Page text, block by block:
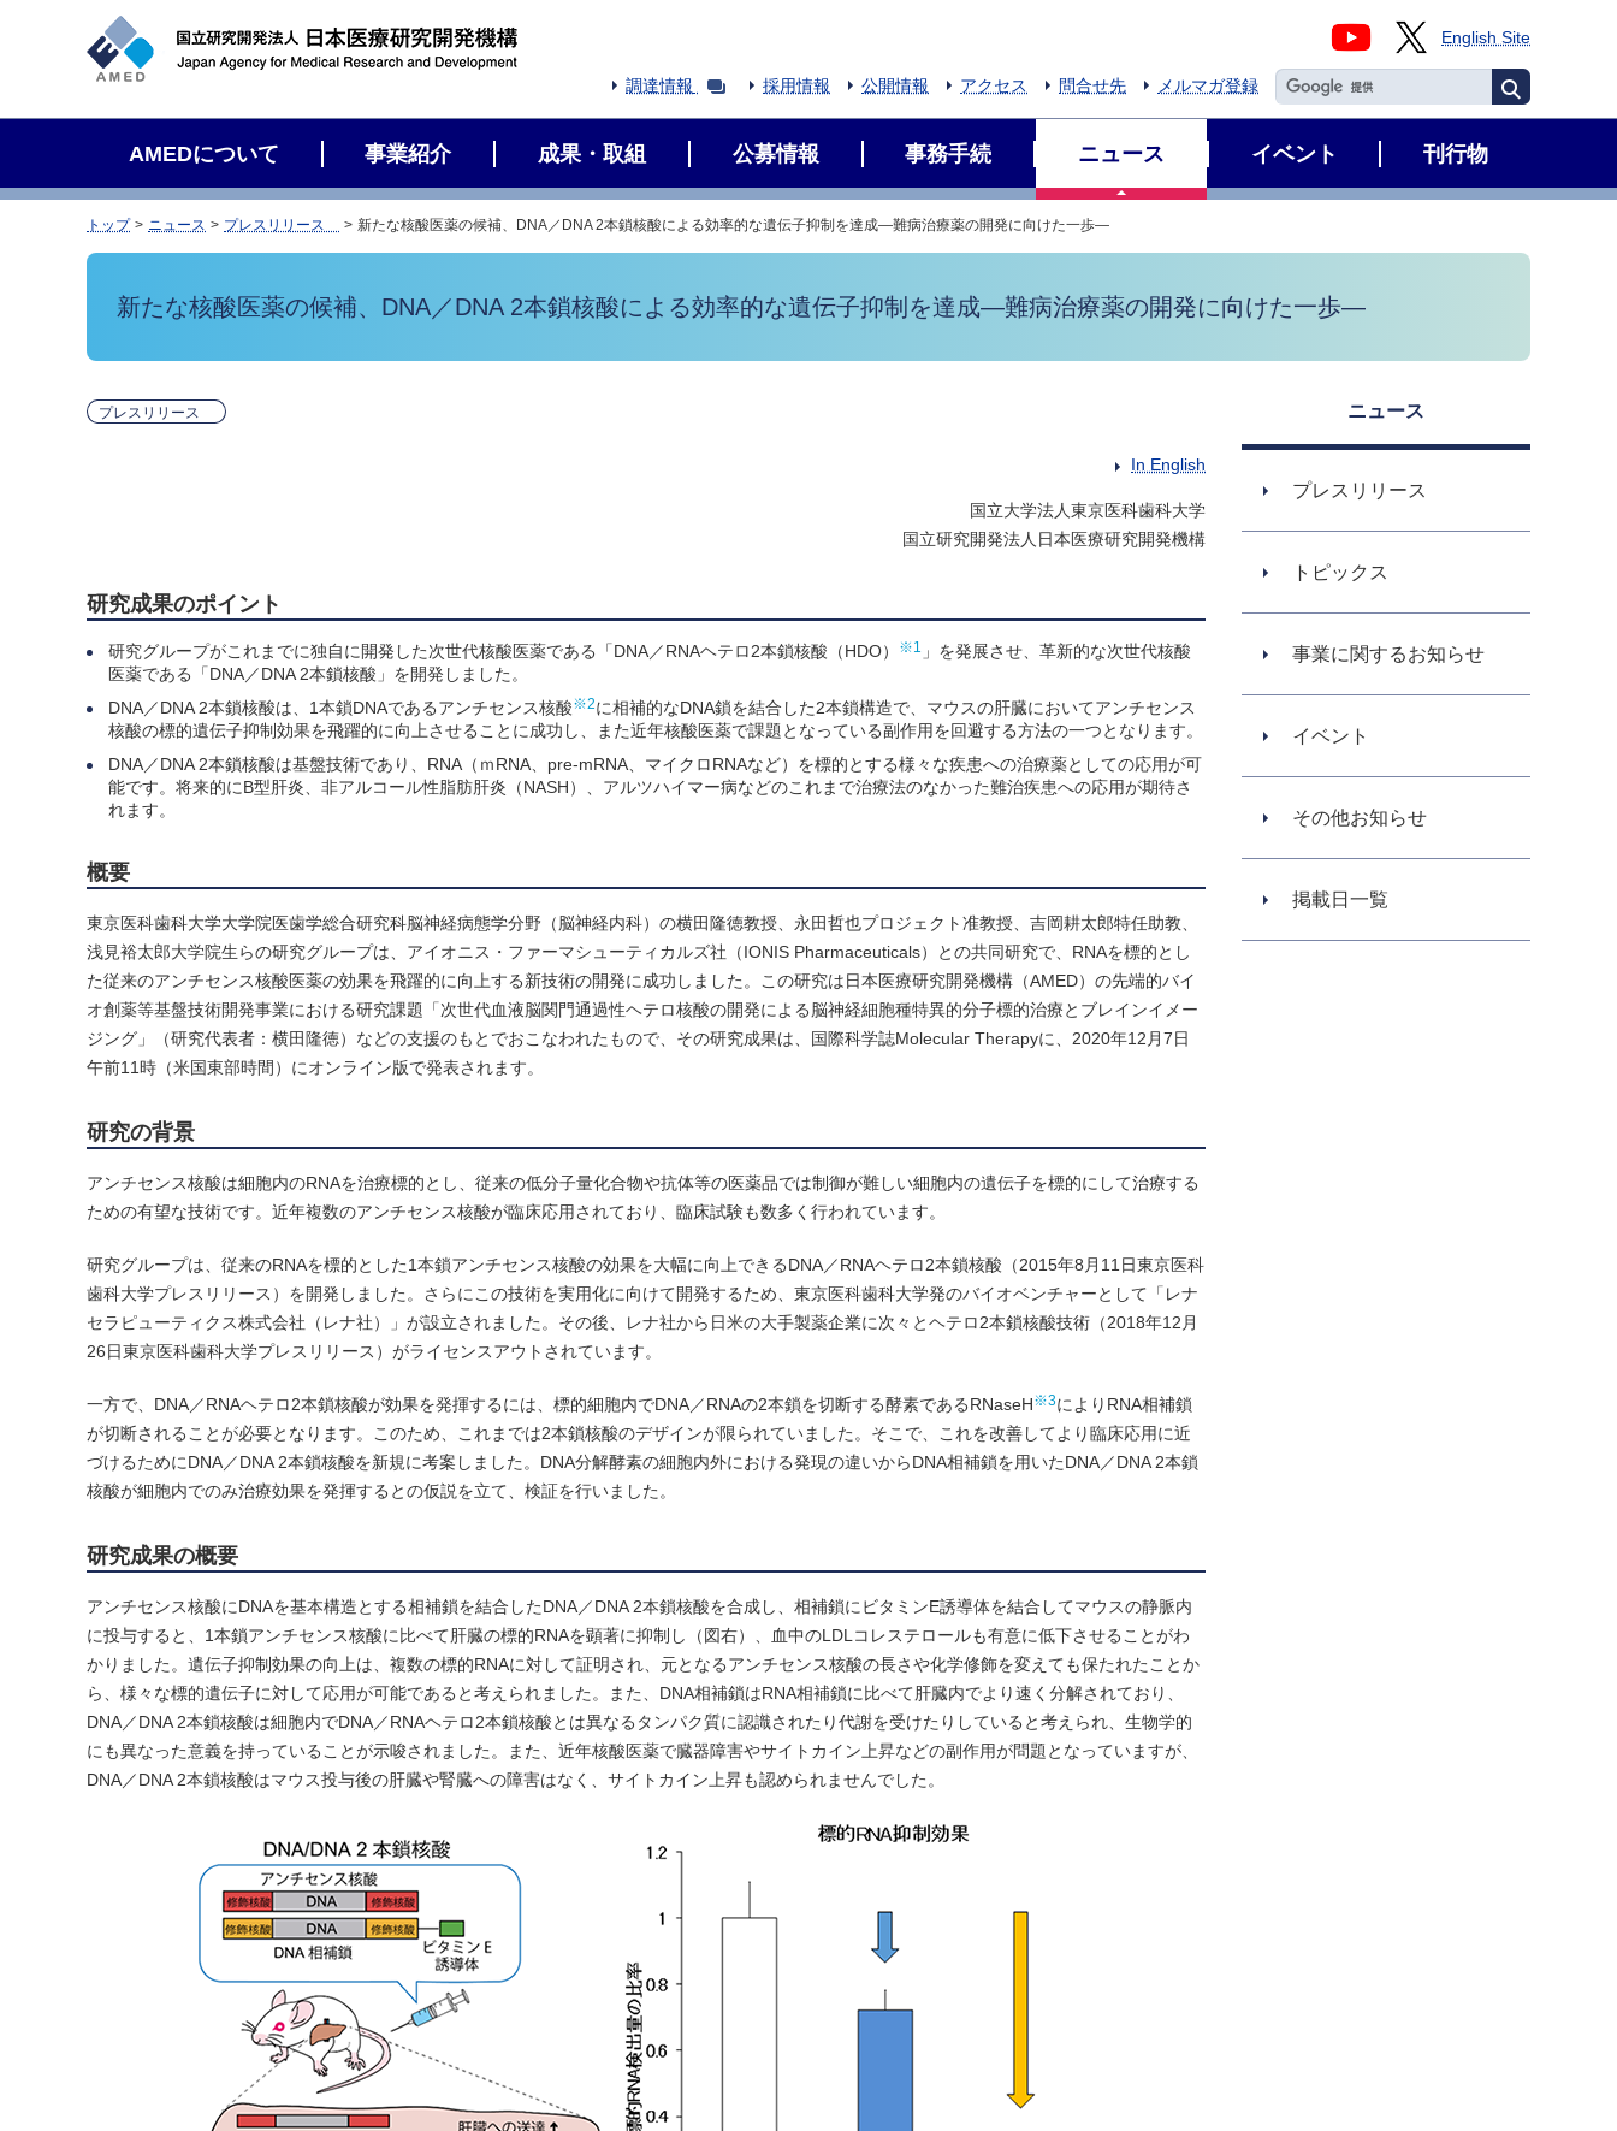
English Site
調達情報 採用情報 公開情報 アクセス 問合せ先 メルマガ登録
AMEDについて 事業紹介 成果・取組 公募情報 事務手続 ニュース イベント 刊行物
トップ ニュース プレスリリース 新たな核酸医薬の候補、DNA／DNA 2本鎖核酸による効率的な遺伝子抑制を達成―難病治療薬の開発に向けた一歩―
新たな核酸医薬の候補、DNA／DNA 2本鎖核酸による効率的な遺伝子抑制を達成―難病治療薬の開発に向けた一歩―
プレスリリース
In English
国立大学法人東京医科歯科大学
国立研究開発法人日本医療研究開発機構
研究成果のポイント
研究グループがこれまでに独自に開発した次世代核酸医薬である「DNA／RNAヘテロ2本鎖核酸（HDO） ※1 」を発展させ、革新的な次世代核酸
医薬である「DNA／DNA 2本鎖核酸」を開発しました。
DNA／DNA 2本鎖核酸は、1本鎖DNAであるアンチセンス核酸※2に相補的なDNA鎖を結合した2本鎖構造で、マウスの肝臓においてアンチセンス
核酸の標的遺伝子抑制効果を飛躍的に向上させることに成功し、また近年核酸医薬で課題となっている副作用を回避する方法の一つとなります。
DNA／DNA 2本鎖核酸は基盤技術であり、RNA（ｍRNA、pre-mRNA、マイクロRNAなど）を標的とする様々な疾患への治療薬としての応用が可
能です。将来的にB型肝炎、非アルコール性脂肪肝炎（NASH）、アルツハイマー病などのこれまで治療法のなかった難治疾患への応用が期待さ
れます。
概要
東京医科歯科大学大学院医歯学総合研究科脳神経病態学分野（脳神経内科）の横田隆徳教授、永田哲也プロジェクト准教授、吉岡耕太郎特任助教、
浅見裕太郎大学院生らの研究グループは、アイオニス・ファーマシューティカルズ社（IONIS Pharmaceuticals）との共同研究で、RNAを標的とし
た従来のアンチセンス核酸医薬の効果を飛躍的に向上する新技術の開発に成功しました。この研究は日本医療研究開発機構（AMED）の先端的バイ
オ創薬等基盤技術開発事業における研究課題「次世代血液脳関門通過性ヘテロ核酸の開発による脳神経細胞種特異的分子標的治療とブレインイメー
ジング」（研究代表者：横田隆徳）などの支援のもとでおこなわれたもので、その研究成果は、国際科学誌Molecular Therapyに、2020年12月7日
午前11時（米国東部時間）にオンライン版で発表されます。
研究の背景
アンチセンス核酸は細胞内のRNAを治療標的とし、従来の低分子量化合物や抗体等の医薬品では制御が難しい細胞内の遺伝子を標的にして治療する
ための有望な技術です。近年複数のアンチセンス核酸が臨床応用されており、臨床試験も数多く行われています。
研究グループは、従来のRNAを標的とした1本鎖アンチセンス核酸の効果を大幅に向上できるDNA／RNAヘテロ2本鎖核酸（2015年8月11日東京医科
歯科大学プレスリリース）を開発しました。さらにこの技術を実用化に向けて開発するため、東京医科歯科大学発のバイオベンチャーとして「レナ
セラピューティクス株式会社（レナ社）」が設立されました。その後、レナ社から日米の大手製薬企業に次々とヘテロ2本鎖核酸技術（2018年12月
26日東京医科歯科大学プレスリリース）がライセンスアウトされています。
一方で、DNA／RNAヘテロ2本鎖核酸が効果を発揮するには、標的細胞内でDNA／RNAの2本鎖を切断する酵素であるRNaseH※3によりRNA相補鎖
が切断されることが必要となります。このため、これまでは2本鎖核酸のデザインが限られていました。そこで、これを改善してより臨床応用に近
づけるためにDNA／DNA 2本鎖核酸を新規に考案しました。DNA分解酵素の細胞内外における発現の違いからDNA相補鎖を用いたDNA／DNA 2本鎖
核酸が細胞内でのみ治療効果を発揮するとの仮説を立て、検証を行いました。
研究成果の概要
アンチセンス核酸にDNAを基本構造とする相補鎖を結合したDNA／DNA 2本鎖核酸を合成し、相補鎖にビタミンE誘導体を結合してマウスの静脈内
に投与すると、1本鎖アンチセンス核酸に比べて肝臓の標的RNAを顕著に抑制し（図右）、血中のLDLコレステロールも有意に低下させることがわ
かりました。遺伝子抑制効果の向上は、複数の標的RNAに対して証明され、元となるアンチセンス核酸の長さや化学修飾を変えても保たれたことか
ら、様々な標的遺伝子に対して応用が可能であると考えられました。また、DNA相補鎖はRNA相補鎖に比べて肝臓内でより速く分解されており、
DNA／DNA 2本鎖核酸は細胞内でDNA／RNAヘテロ2本鎖核酸とは異なるタンパク質に認識されたり代謝を受けたりしていると考えられ、生物学的
にも異なった意義を持っていることが示唆されました。また、近年核酸医薬で臓器障害やサイトカイン上昇などの副作用が問題となっていますが、
DNA／DNA 2本鎖核酸はマウス投与後の肝臓や腎臓への障害はなく、サイトカイン上昇も認められませんでした。
ニュース
プレスリリース
トピックス
事業に関するお知らせ
イベント
その他お知らせ
掲載日一覧